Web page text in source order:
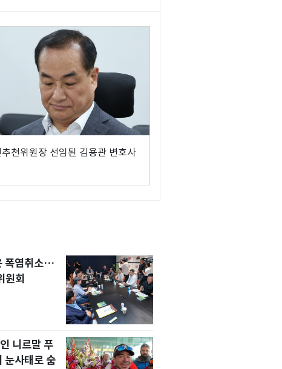
추천위원장 선임된 김용관 변호사
폭염취소…
원회
니르말 푸
눈사태로 숨